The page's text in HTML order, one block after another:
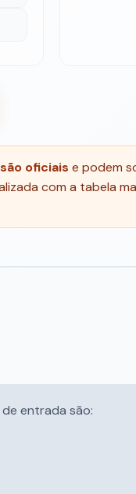
oficiais e podem
com a tabela
entrada são: